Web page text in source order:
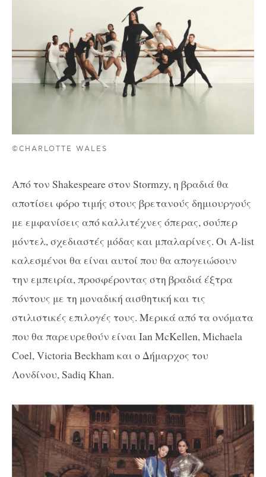
©CHARLOTTE WALES
Από τον Shakespeare στον Stormzy, η βραδιά θα
αποτίσει φόρο τιμής στους βρετανούς δημιουργούς
με εμφανίσεις από καλλιτέχνες όπερας, σούπερ
μόντελ, σχεδιαστές μόδας και μπαλαρίνες. Οι A-list
καλεσμένοι θα είναι αυτοί που θα απογειώσουν
την εμπειρία, προσφέροντας στη βραδιά έξτρα
πόντους με τη μοναδική αισθητική και τις
στιλιστικές επιλογές τους. Μερικά από τα ονόματα
που θα παρευρεθούν είναι Ian McKellen, Michaela
Coel, Victoria Beckham και ο Δήμαρχος του
Λονδίνου, Sadiq Khan.